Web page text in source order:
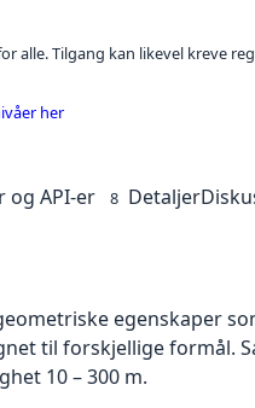
alle. Tilgang kan likevel kreve
her
og API-er 8 Detaljer
egenskaper
til forskjellige formål.
10 – 300 m.